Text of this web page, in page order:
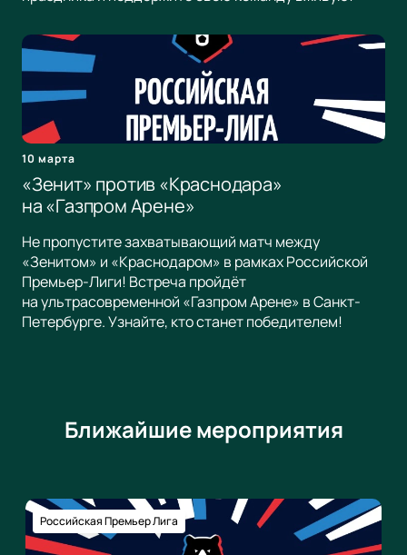
10 марта
«Зенит» против «Краснодара»
на «Газпром Арене»
Не пропустите захватывающий матч между
«Зенитом» и «Краснодаром» в рамках Российской
Премьер-Лиги! Встреча пройдёт
на ультрасовременной «Газпром Арене» в Санкт-
Петербурге. Узнайте, кто станет победителем!
Ближайшие мероприятия
Российская Премьер Лига